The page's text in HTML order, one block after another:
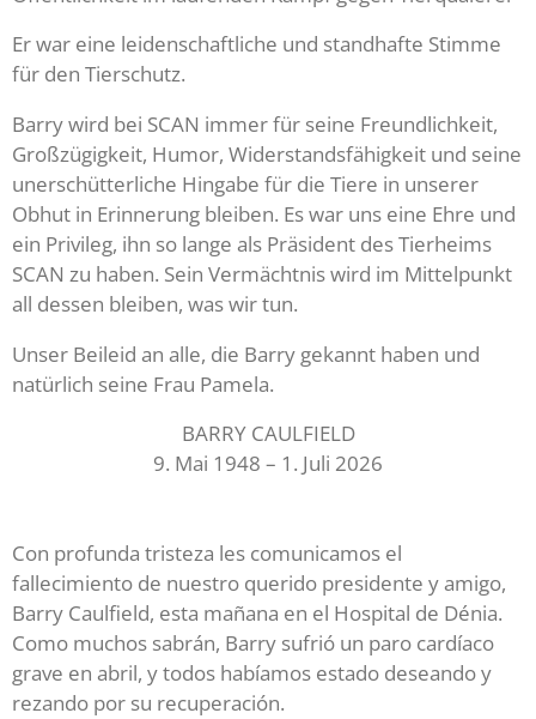
Er war eine leidenschaftliche und standhafte Stimme
für den Tierschutz.
Barry wird bei SCAN immer für seine Freundlichkeit,
Großzügigkeit, Humor, Widerstandsfähigkeit und seine
unerschütterliche Hingabe für die Tiere in unserer
Obhut in Erinnerung bleiben. Es war uns eine Ehre und
ein Privileg, ihn so lange als Präsident des Tierheims
SCAN zu haben. Sein Vermächtnis wird im Mittelpunkt
all dessen bleiben, was wir tun.
Unser Beileid an alle, die Barry gekannt haben und
natürlich seine Frau Pamela.
BARRY CAULFIELD
9. Mai 1948 – 1. Juli 2026
Con profunda tristeza les comunicamos el
fallecimiento de nuestro querido presidente y amigo,
Barry Caulfield, esta mañana en el Hospital de Dénia.
Como muchos sabrán, Barry sufrió un paro cardíaco
grave en abril, y todos habíamos estado deseando y
rezando por su recuperación.